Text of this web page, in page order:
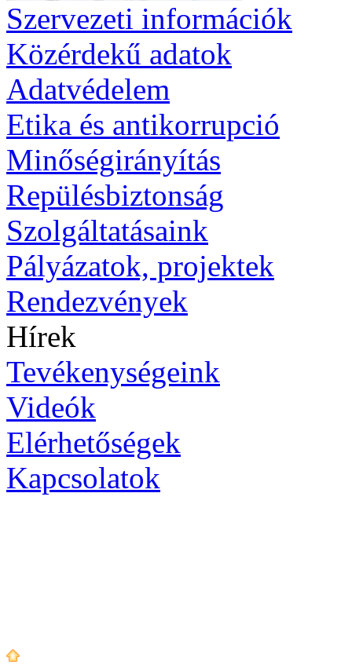
Szervezeti információk
Közérdekű adatok
Adatvédelem
Etika és antikorrupció
Minőségirányítás
Repülésbiztonság
Szolgáltatásaink
Pályázatok, projektek
Rendezvények
Hírek
Tevékenységeink
Videók
Elérhetőségek
Kapcsolatok